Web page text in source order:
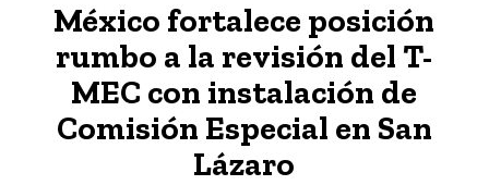
México fortalece posición
rumbo a la revisión del T-
MEC con instalación de
Comisión Especial en San
Lázaro